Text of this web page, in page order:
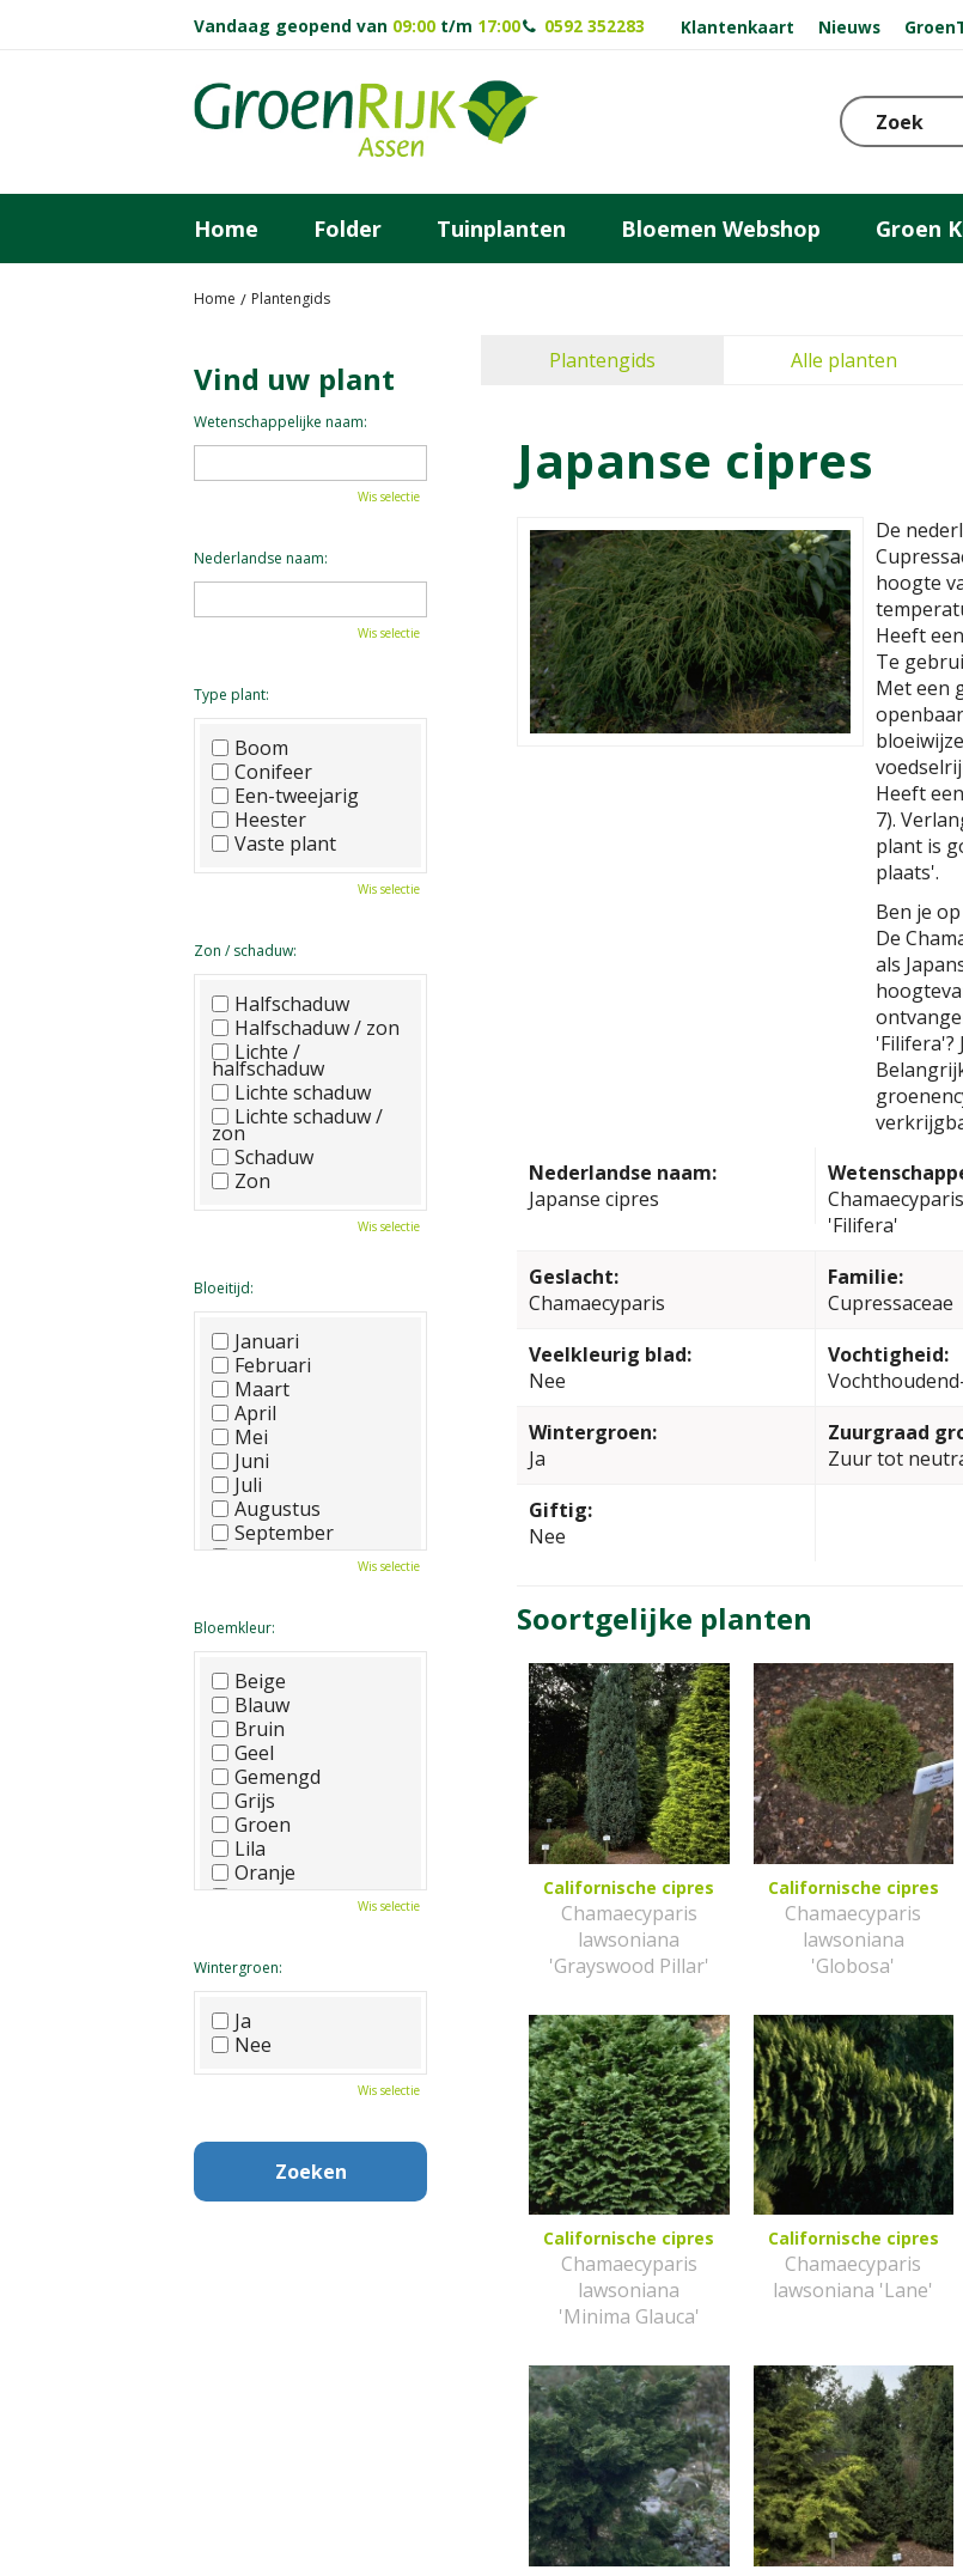
Home Plantengids
Vandaag geopend van 09:00 t/m 17:00 0592 352283 Klantenkaart Nieuws
Home Folder Tuinplanten Bloemen Webshop Groen
Plantengids Alle planten
Japanse cipres
De
hoogte
Heeft
Te
Met een
Heeft
7).
plant is
plaats'.
Ben je
De
als
'Filifera'?
Nederlandse naam:
Japanse cipres
'Filifera'
Geslacht:
Chamaecyparis
Familie:
Cupressaceae
Veelkleurig blad:
Nee
Vochtigheid:
Wintergroen:
Ja
Zuurgraad
Zuur tot
Giftig:
Nee
Soortgelijke planten
Californische cipres
Chamaecyparis
lawsoniana
'Grayswood Pillar'
Californische cipres
Chamaecyparis
lawsoniana
'Globosa'
Californische cipres
Chamaecyparis
lawsoniana
'Minima Glauca'
Californische cipres
Chamaecyparis
lawsoniana 'Lane'
Vind uw plant
Wetenschappelijke naam:
Wis selectie
Nederlandse naam:
Wis selectie
Type plant:
Boom
Conifeer
Een-tweejarig
Heester
Vaste plant
Wis selectie
Zon / schaduw:
Halfschaduw
Halfschaduw / zon
Lichte /
halfschaduw
Lichte schaduw
Lichte schaduw /
zon
Schaduw
Zon
Wis selectie
Bloeitijd:
Januari
Februari
Maart
April
Mei
Juni
Juli
Augustus
September
Oktober
Wis selectie
Bloemkleur:
Beige
Blauw
Bruin
Geel
Gemengd
Grijs
Groen
Lila
Oranje
Paars
Wit
Zwart
Wis selectie
Wintergroen:
Ja
Nee
Wis selectie